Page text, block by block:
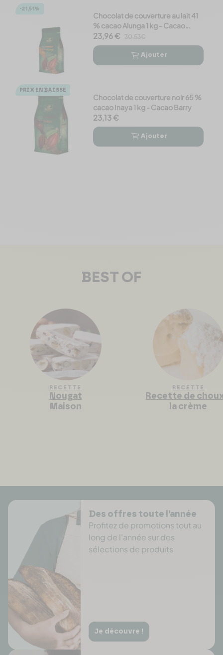
-21,51%
Chocolat de couverture au lait 41
% cacao Alunga 1 kg - Cacao
Barry
23,96 € 30.53€
 
Ajouter
PRIX EN BAISSE
Chocolat de couverture noir 65 %
cacao Inaya 1 kg - Cacao Barry
23,13 €
 
Ajouter
BEST OF
RECETTE
Nougat
Maison
RECETTE
Recette de
la crème
Des offres toute l’année
Profitez de promotions tout au
long de l'année sur des
sélections de produits
Je découvre !